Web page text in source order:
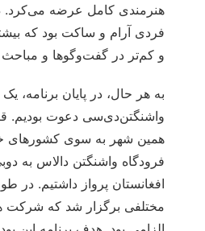
هنرمندی کامل عرضه می‌کرد.
فردی آرام و ساکت بود که
و کم‌تر در گفت‌وگوها و
به هر حال، در پایان برنامه،
واشنگتن‌دی‌سی دعوت بودیم.
همین شهر به سوی کشورهای
فرودگاه واشنگتن دالاس به
افغانستان پرواز داشتیم. در
مختلفی برگزار شد که شرکت